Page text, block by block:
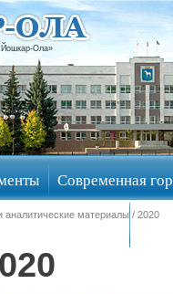
Йошкар-Ола»
Современная
обсуждения
материалы / 2020